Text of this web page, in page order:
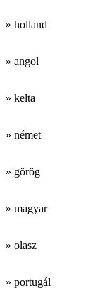
» holland
» angol
» kelta
» német
» görög
» magyar
» olasz
» portugál